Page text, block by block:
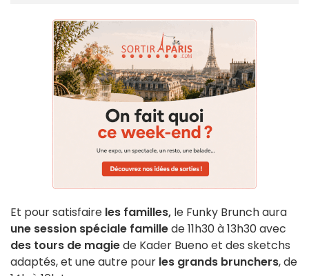
Et pour satisfaire les familles, le Funky Brunch aura
une session spéciale famillede 11h30 à 13h30 avec
des tours de magiede Kader Bueno et des sketchs
adaptés, et une autre pour les grands brunchers, de